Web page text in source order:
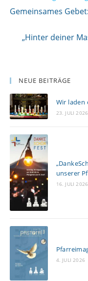
e
l
e
s
e
n
Gemeinsames
„Hinter deiner
NEUE BEITRÄGE
Wir laden
23. JULI 2026
unserer
16. JULI 2026
4. JULI 2026